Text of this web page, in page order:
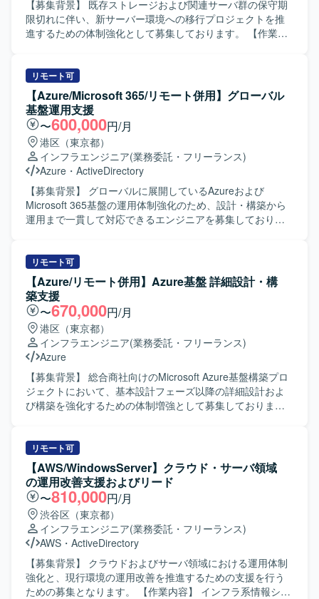
【募集背景】 既存ストレージおよび関連サーバ群の保守期
限切れに伴い、新サーバー環境への移行プロジェクトを推
進するための体制強化として募集しております。 【作業内
続などの物理作業を含むサーバ基盤の構築、サーバミドル
ウェア（クラスタ構成など）の設計変更、Oracleデータベ
ース環境の整備、バックアップ処理の設計・設定を担当し
て頂きます。加えて、システム全体の観点で移行計画およ
び手順書の整理を行い、機能試験・障害試験・性能試験の
計画立案と実施、ならびに本番環境への移行作業まで一連
の工程をご担当頂きます。 【求める人物像】 インフラ全体
を俯瞰しながら、自ら課題を整理し設計や手順に落とし込
める方を求めております。不足しているスキルについて
も、指導を受けながら主体的にキャッチアップし、着実に
業務を遂行して頂ける方にマッチしたポジションです。関
たします。 【ポジションの魅力】 ストレージ更改からサー
バ、ミドルウェア、データベースまでを含む大規模なイン
フラ更改プロジェクトに参画して頂けます。設計変更から
試験、移行実施まで一通りの工程を経験できるため、イン
フラエンジニアとしてのスキルセットを広く深く強化して
頂ける環境です。将来的なリーダーや上流工程へのステッ
プアップを目指す方にも、実務を通じて経験を積める案件
となっております。 【開発環境】 Linuxベースのサーバ環
境上で、ストレージおよびクラスタミドルウェア、Oracle
データベースを組み合わせたインフラ基盤を扱って頂きま
す。バックアップ環境や各種試験環境も含め、複数のサー
リモート可
【Azure/Microsoft 365/リモート併用】グローバル
基盤運用支援
〜600,000円/月
港区（東京都）
インフラエンジニア(業務委託・フリーランス)
Azure ・ ActiveDirectory
【募集背景】 グローバルに展開しているAzureおよび
Microsoft 365基盤の運用体制強化のため、設計・構築から
運用まで一貫して対応できるエンジニアを募集しておりま
ます。具体的には、認証・ID管理やセキュリティ、監査対
応、デバイス管理に関する設計および運用支援を行ってい
ただきます。オンプレミスチームと連携しながら、オンプ
レミスActive Directoryとのハイブリッド環境の運用や、関
連するドキュメント整備、各種調整業務も実施していただ
きます。 【求める人物像】 クラウドおよびオンプレミス双
方の技術に興味関心を持ち、主体的に情報収集やキャッチ
アップができる方を求めております。関係者とのコミュニ
ケーションを円滑に行いながら、ドキュメントを用いた情
報整理や合意形成ができる方が望ましいです。 【ポジショ
ンの魅力】 AzureおよびMicrosoft 365のグローバル環境に
ィなどの領域で高度な知見を習得しながら、長期的にスキ
ルを深めていただける環境です。 【開発環境】 Azureおよ
びMicrosoft 365を中心としたクラウド基盤上で、Microsoft
Entra IDやMicrosoft Intune、オンプレミスのWindows
ServerおよびActive Directoryと連携したハイブリッド構成
の環境です。SAML認証連携やeDiscoveryなども活用した環
境となっております。
リモート可
【Azure/リモート併用】Azure基盤 詳細設計・構
築支援
〜670,000円/月
港区（東京都）
インフラエンジニア(業務委託・フリーランス)
Azure
【募集背景】 総合商社向けのMicrosoft Azure基盤構築プロ
ジェクトにおいて、基本設計フェーズ以降の詳細設計およ
び構築を強化するための体制増強として募集しておりま
構築作業を担当していただきます。 Azureネットワーク、
セキュリティ、権限管理などの基盤要素について詳細設計
を行い、IaC（Infrastructure as Code）を前提とした構築方
針に基づき、設定内容の整理および構築作業を実施してい
ただきます。 Azure Policy や RBAC などのガバナンス設定
について、設計内容への反映および環境構築を行うととも
に、詳細設計書や設定パラメータシートなど各種技術ドキ
ュメントの作成も行っていただきます。 顧客および関係者
との技術的な調整を行い、設計内容に関する説明・レビュ
ー対応を通じて、Azure基盤としての設計品質および実装品
質の担保を図っていただきます。 【求める人物像】 Azure
リモート可
【AWS/WindowsServer】クラウド・サーバ領域
の運用改善支援およびリード
〜810,000円/月
渋谷区（東京都）
インフラエンジニア(業務委託・フリーランス)
AWS ・ ActiveDirectory
【募集背景】 クラウドおよびサーバ領域における運用体制
強化と、現行環境の運用改善を推進するための支援を行う
ための募集となります。 【作業内容】 インフラ系情報シス